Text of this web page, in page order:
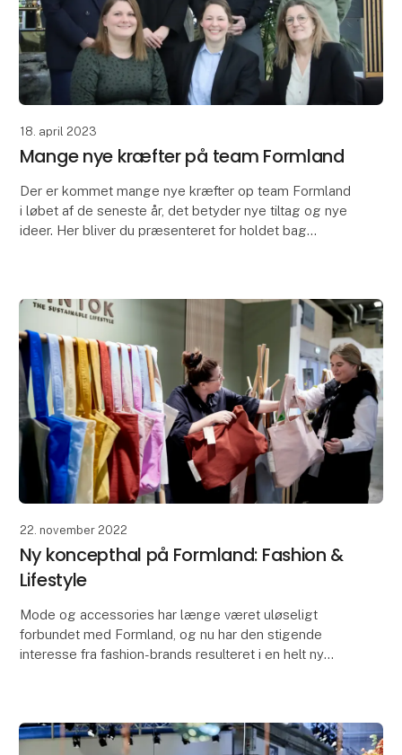
18. april 2023
Mange nye kræfter på team Formland
Der er kommet mange nye kræfter op team Formland
i løbet af de seneste år, det betyder nye tiltag og nye
ideer. Her bliver du præsenteret for holdet bag
22. november 2022
Ny koncepthal på Formland: Fashion &
Lifestyle
Mode og accessories har længe været uløseligt
forbundet med Formland, og nu har den stigende
interesse fra fashion-brands resulteret i en helt ny